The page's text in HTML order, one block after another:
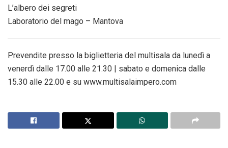
L’albero dei segreti
Laboratorio del mago – Mantova
Prevendite presso la biglietteria del multisala da lunedì a
venerdì dalle 17.00 alle 21.30 | sabato e domenica dalle
15.30 alle 22.00 e su www.multisalaimpero.com